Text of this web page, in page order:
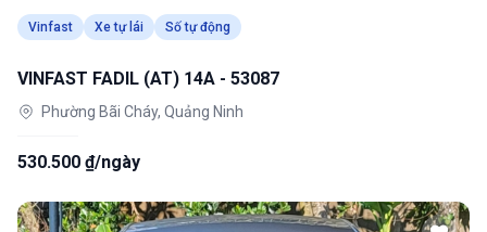
Vinfast Xe tự lái Số tự động
VINFAST FADIL (AT) 14A - 53087
Phường Bãi Cháy, Quảng Ninh
530.500 ₫/ngày